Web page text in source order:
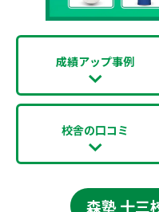
成績アップ事例
校舎の口コミ
森塾 十三